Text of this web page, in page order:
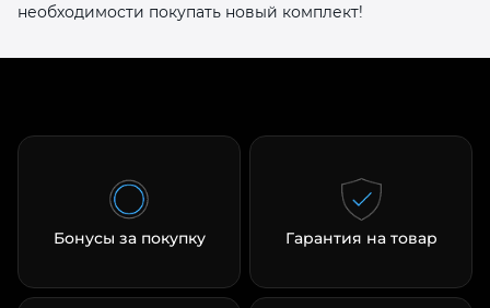
необходимости покупать новый комплект!
Бонусы за покупку Гарантия на товар